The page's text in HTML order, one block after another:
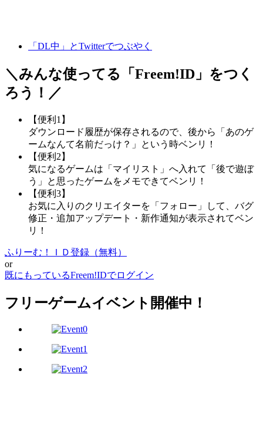
「DL中」とTwitterでつぶやく
＼みんな使ってる「 Freem!ID 」をつく
ろう！／
【便利1】
ダウンロード履歴が保存されるので、後から「あのゲ
ームなんて名前だっけ？」という時ベンリ！
【便利2】
気になるゲームは「マイリスト」へ入れて「後で遊ぼ
う」と思ったゲームをメモできてベンリ！
【便利3】
お気に入りのクリエイターを「フォロー」して、バグ
修正・追加アップデート・新作通知が表示されてベン
リ！
ふりーむ！ＩＤ登録（無料）
or
既にもっているFreem!IDでログイン
フリーゲームイベント開催中！